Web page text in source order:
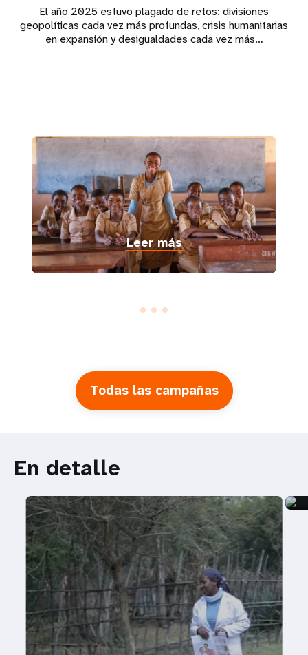
El año 2025 estuvo plagado de retos: divisiones
geopolíticas cada vez más profundas, crisis humanitarias
en expansión y desigualdades cada vez más…
Leer más
Todas las campañas
En detalle